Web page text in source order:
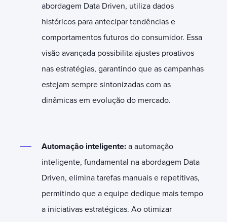
abordagem Data Driven, utiliza dados
históricos para antecipar tendências e
comportamentos futuros do consumidor. Essa
visão avançada possibilita ajustes proativos
nas estratégias, garantindo que as campanhas
estejam sempre sintonizadas com as
dinâmicas em evolução do mercado.
Automação inteligente: a automação
inteligente, fundamental na abordagem Data
Driven, elimina tarefas manuais e repetitivas,
permitindo que a equipe dedique mais tempo
a iniciativas estratégicas. Ao otimizar